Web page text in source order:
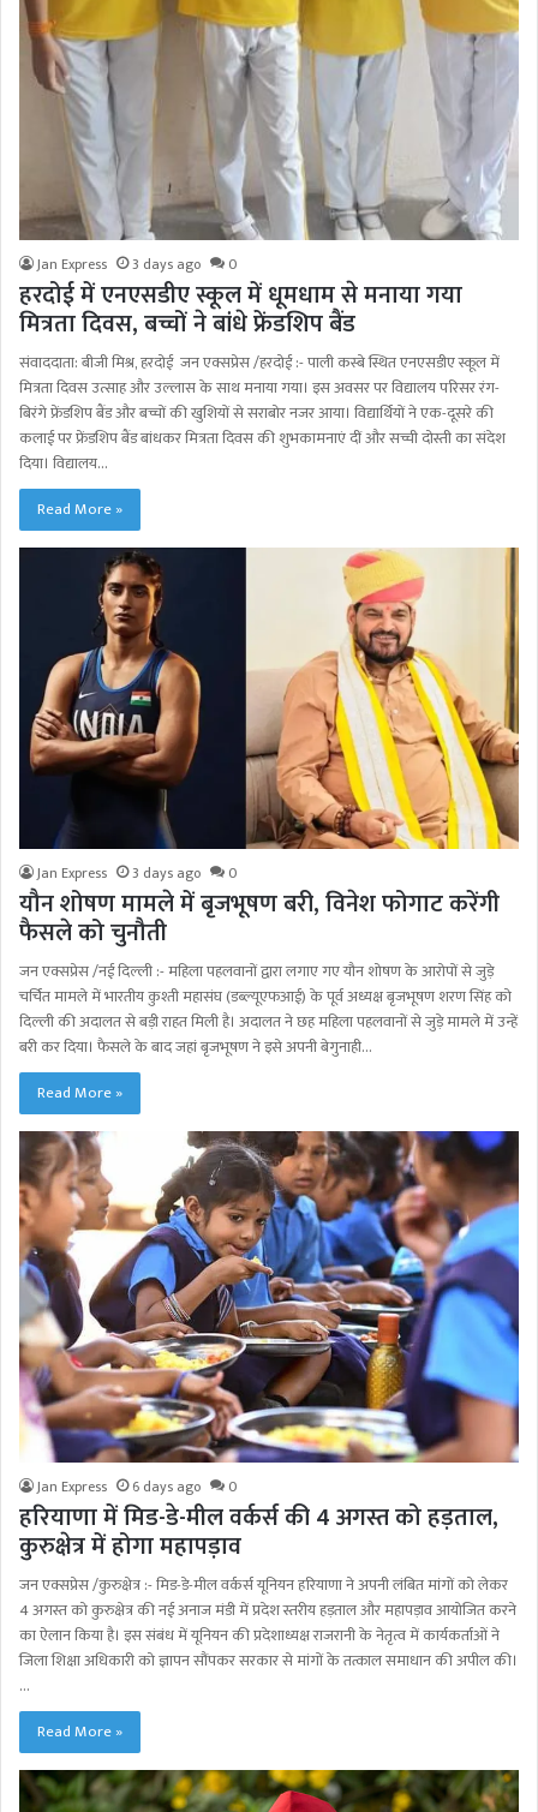
Jan Express 3 days ago 0
हरदोई में एनएसडीए स्कूल में धूमधाम से मनाया गया
मित्रता दिवस, बच्चों ने बांधे फ्रेंडशिप बैंड
संवाददाता: बीजी मिश्र, हरदोई जन एक्सप्रेस /हरदोई :- पाली कस्बे स्थित एनएसडीए स्कूल में
मित्रता दिवस उत्साह और उल्लास के साथ मनाया गया। इस अवसर पर विद्यालय परिसर रंग-
बिरंगे फ्रेंडशिप बैंड और बच्चों की खुशियों से सराबोर नजर आया। विद्यार्थियों ने एक-दूसरे की
कलाई पर फ्रेंडशिप बैंड बांधकर मित्रता दिवस की शुभकामनाएं दीं और सच्ची दोस्ती का संदेश
दिया। विद्यालय…
Read More »
Jan Express 3 days ago 0
यौन शोषण मामले में बृजभूषण बरी, विनेश फोगाट करेंगी
फैसले को चुनौती
जन एक्सप्रेस /नई दिल्ली :- महिला पहलवानों द्वारा लगाए गए यौन शोषण के आरोपों से जुड़े
चर्चित मामले में भारतीय कुश्ती महासंघ (डब्ल्यूएफआई) के पूर्व अध्यक्ष बृजभूषण शरण सिंह को
दिल्ली की अदालत से बड़ी राहत मिली है। अदालत ने छह महिला पहलवानों से जुड़े मामले में उन्हें
बरी कर दिया। फैसले के बाद जहां बृजभूषण ने इसे अपनी बेगुनाही…
Read More »
Jan Express 6 days ago 0
हरियाणा में मिड-डे-मील वर्कर्स की 4 अगस्त को हड़ताल,
कुरुक्षेत्र में होगा महापड़ाव
जन एक्सप्रेस /कुरुक्षेत्र :- मिड-डे-मील वर्कर्स यूनियन हरियाणा ने अपनी लंबित मांगों को लेकर
4 अगस्त को कुरुक्षेत्र की नई अनाज मंडी में प्रदेश स्तरीय हड़ताल और महापड़ाव आयोजित करने
का ऐलान किया है। इस संबंध में यूनियन की प्रदेशाध्यक्ष राजरानी के नेतृत्व में कार्यकर्ताओं ने
जिला शिक्षा अधिकारी को ज्ञापन सौंपकर सरकार से मांगों के तत्काल समाधान की अपील की।
…
Read More »